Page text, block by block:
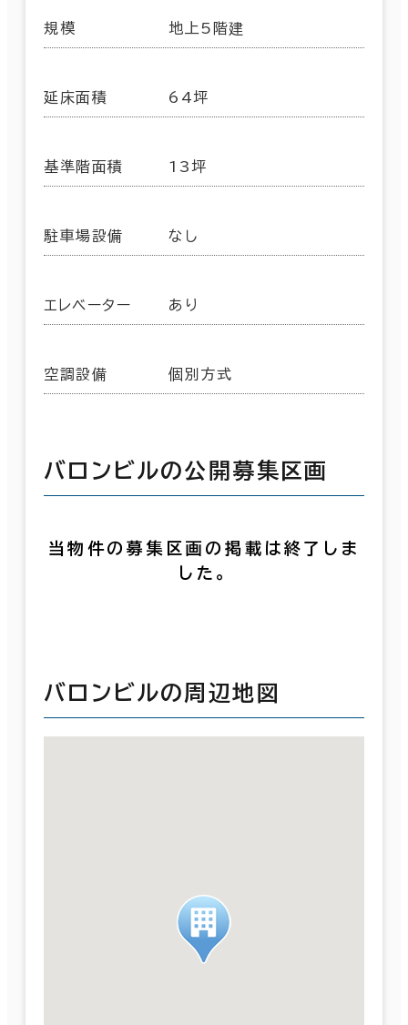
規模 地上5階建
延床面積 64坪
基準階面積 13坪
駐車場設備 なし
エレベーター あり
空調設備 個別方式
バロンビルの公開募集区画
当物件の募集区画の掲載は終了しま
した。
バロンビルの周辺地図